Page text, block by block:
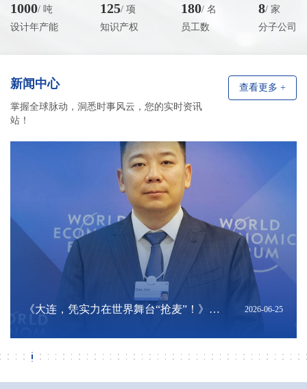
盖长三角、珠三角电子产业核心区域，并辐射中国台湾、日韩
市场。近五年企业销售收入年均增速稳定在 150%-200%，营收
权 130 余项。
1000/ 吨
设计年产能
125/ 项
知识产权
180/ 名
员工数
8/ 家
分子公司
新闻中心
掌握全球脉动，洞悉时事风云，您的实时资讯
站！
查看更多 +
【开局“十五五” 咱们同心干】海外华昇采
媒”视频号
2026-08-07
大连金普科工荟走进海外华昇｜共探产业
2026-08-07
深耕硬核科创，扎根大连沃土｜陈将俊总
术经理人专项对接会
2026-08-01
亮相夏季达沃斯！海外华昇展现国产高端
2026-06-25
《大连，凭实力在世界舞台“抢麦”！》转
2026-06-25
深耕科创联通东南亚｜陈将俊总经理出席
会期间胡志明市系列配套活动
2026-06-25
深化辽港科创联动 共筑跨境产业新机遇｜
外华昇座谈交流
2026-06-23
《向新而进 乘势而上 大连加快推动现代化
2026-06-22
《大连民营经济高质量成长背后》转发
2026-06-19
《落子未来：在中国经济新轨迹中寻找大
2026-06-18
《MLCC需求缘何进入高峰？机构拆解：
日头条》
2026-06-18
上交会聚焦新质生产力：海外华昇以高端
2026-06-14
筑牢安全防线 共建平安企业｜消防安全知
2026-06-01
向阳而昇 跑出热爱 | 海外华昇马拉松圆满
2026-05-31
筑牢安全防线 共建平安企业｜消防安全知
2026-05-31
《电子｜AI浪潮下，MLCC迎来新一轮上
2026-05-31
海外华昇应邀出席大连理工大学校友企业
2026-05-24
研学深耕结硕果 知行并进强素养 大连民族
2026-05-22
破解转型难题！金普新区制造业智改数转
2026-05-15
ERT培训内容-风险点及应急对应 2026-04-29
海外华昇参加 “十五五” 规划专题报告会 锚
2026-04-28
海外华昇荣获2026年信维通信 “优秀供应
2026-04-27
海外华昇受邀出席第四届中国（安徽）科
2026-04-27
《2026年中国陶瓷电容器及材料大会暨中
国电子元件行业协会公众号
2026-04-26
海外华昇亮相2026年MLCC行业年会 以高
2026-04-24
全球首个！电子浆料行业智能无人化工厂
2026-04-13
辽宁省政府发展研究中心副主任金峰一行
2026-04-08
海外华昇2026春季校园招聘全面启动 2026-03-19
寻梦华昇 职赢未来｜海外华昇社招进行时 2026-03-19
银企同心谋发展 金融赋能启新程 —— 民
华昇考察交流
2026-03-18
校企协同聚合力 人才赋能启新程 2026-03-11
转载《辽宁日报》报道：总书记指明了方
2026-03-09
春风如你 熠熠芳华｜海外华昇庆祝三八国
2026-03-06
广发银行大连分行行长陈斌一行莅临大连
量发展
2026-03-06
转载《辽宁日报》 报道：紧闭的大门内他
项冠军
2026-03-04
电子浆料生产企业防静电措施 2026-03-03
大连海外华昇与惠州宝顺美达成深度战略
键原材料自主可控根基
2026-03-01
招行大连分行与海外华昇深化产融协同 共
2026-03-01
转载《大连日报》报道：记者采访吃“闭门
2026-02-21
凝心聚力启新程 海外华昇2025年工作总结
2026-02-11